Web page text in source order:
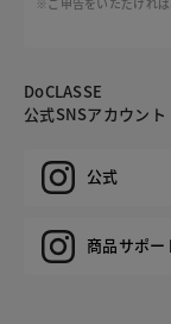
DoCLASSE
公式SNSアカウント
公式
商品サポー